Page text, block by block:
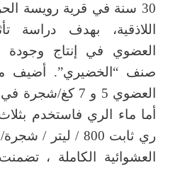
30 سنة في قرية رويسة
اللاذقية، بهدف دراسة
العضوي في إنتاج وجودة
صنف “الخضيري”. أضيف
العضوي 5 و 7 كغ/
أما ماء الري فاستخدم
ري ثابت 800 /